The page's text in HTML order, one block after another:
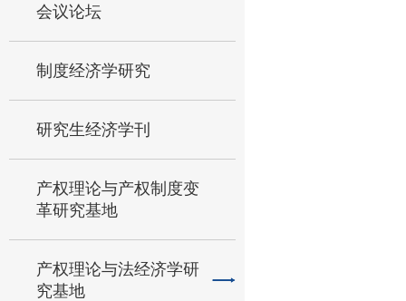
会议论坛
制度经济学研究
研究生经济学刊
产权理论与产权制度变
革研究基地
产权理论与法经济学研
究基地